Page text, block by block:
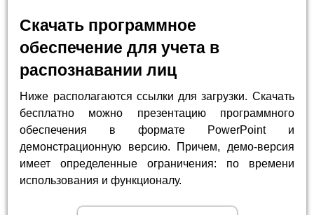
Скачать программное
обеспечение для учета в
распознавании лиц
Ниже располагаются ссылки для загрузки. Скачать
бесплатно можно презентацию программного
обеспечения в формате PowerPoint и
демонстрационную версию. Причем, демо-версия
имеет определенные ограничения: по времени
использования и функционалу.